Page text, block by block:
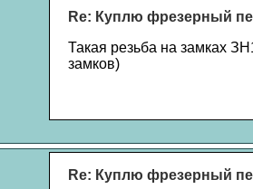
Re: Куплю фрезерный
Такая резьба на замках
замков)
Re: Куплю фрезерный